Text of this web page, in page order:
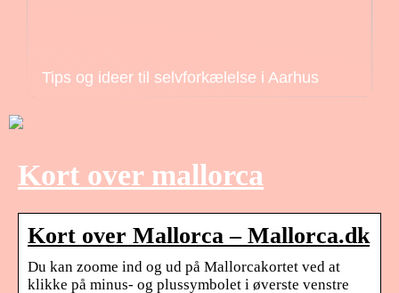
Tips og ideer til selvforkælelse i Aarhus
Kort over mallorca
Kort over Mallorca – Mallorca.dk
Du kan zoome ind og ud på Mallorcakortet ved at
klikke på minus- og plussymbolet i øverste venstre